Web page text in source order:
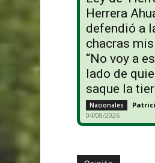
Herrera
defendió a
chacras
“No voy a
lado de
saque la
Nacionales
04/08/2026